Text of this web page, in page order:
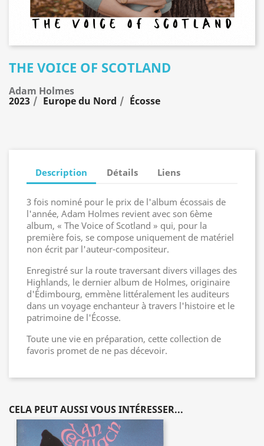
THE VOICE OF SCOTLAND
Adam Holmes
2023 Europe du Nord Écosse
Description Détails Liens
3 fois nominé pour le prix de l'album écossais de
l'année, Adam Holmes revient avec son 6ème
album, « The Voice of Scotland » qui, pour la
première fois, se compose uniquement de matériel
non écrit par l'auteur-compositeur.
Enregistré sur la route traversant divers villages des
Highlands, le dernier album de Holmes, originaire
d'Édimbourg, emmène littéralement les auditeurs
dans un voyage enchanteur à travers l'histoire et le
patrimoine de l'Écosse.
Toute une vie en préparation, cette collection de
favoris promet de ne pas décevoir.
CELA PEUT AUSSI VOUS INTÉRESSER...